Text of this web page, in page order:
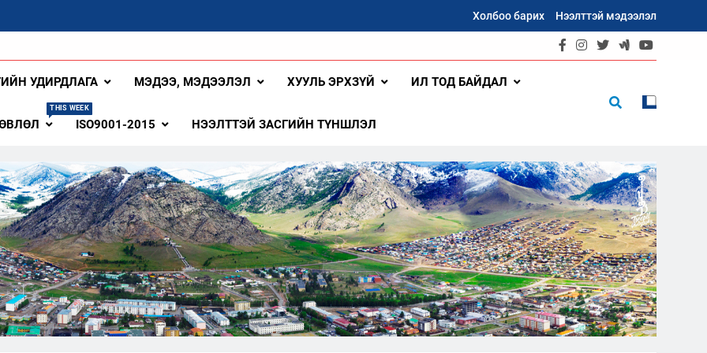
Холбоо барих Нээлттэй мэдээлэл
Аймаг
УДИРДЛАГА МЭДЭЭ, МЭДЭЭЛЭЛ ХУУЛЬ ЭРХЗҮЙ ИЛ ТОД БАЙДАЛ
THIS WEEK
ISO9001-2015 НЭЭЛТТЭЙ ЗАСГИЙН ТҮНШЛЭЛ